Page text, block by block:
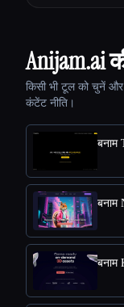
Anijam.ai
किसी भी टूल को चुनें और
कंटेंट नीति।
बनाम
बनाम